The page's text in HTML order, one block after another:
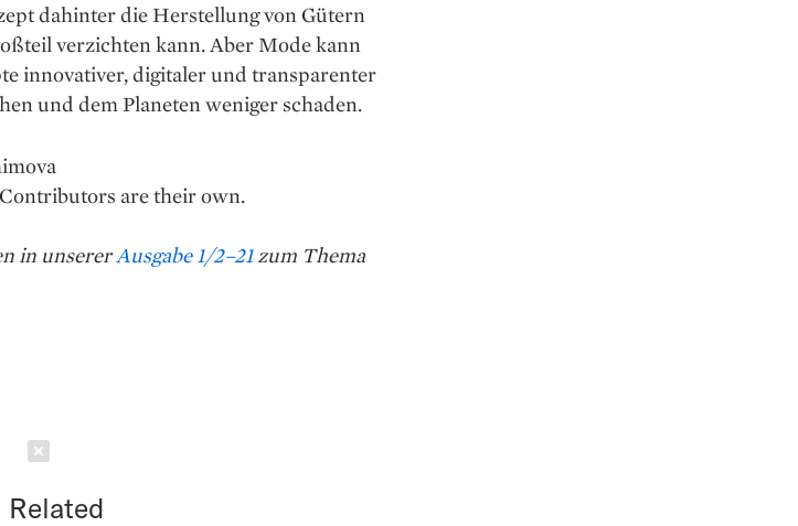
dahinter die Herstellung von ­Gütern
verzichten kann. Aber Mode kann
innovativer, digitaler und transparenter
und dem Planeten weniger schaden.
are their own.
in unsererAusgabe 1/2–21zum Thema
Related